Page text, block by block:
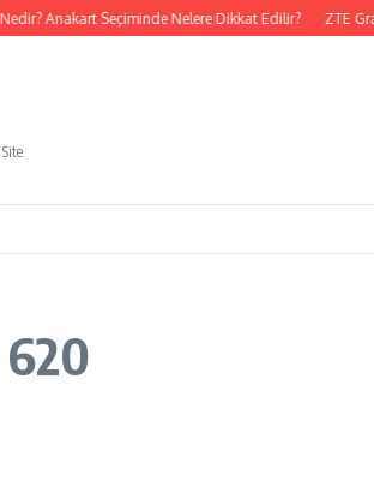
Anakart Seçiminde Nelere Dikkat Edilir? ZTE